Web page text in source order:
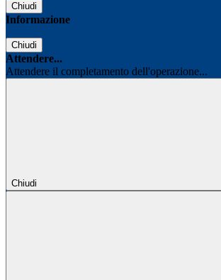
Chiudi
Informazione
Chiudi
Attendere...
Attendere il completamento dell'operazione...
Chiudi